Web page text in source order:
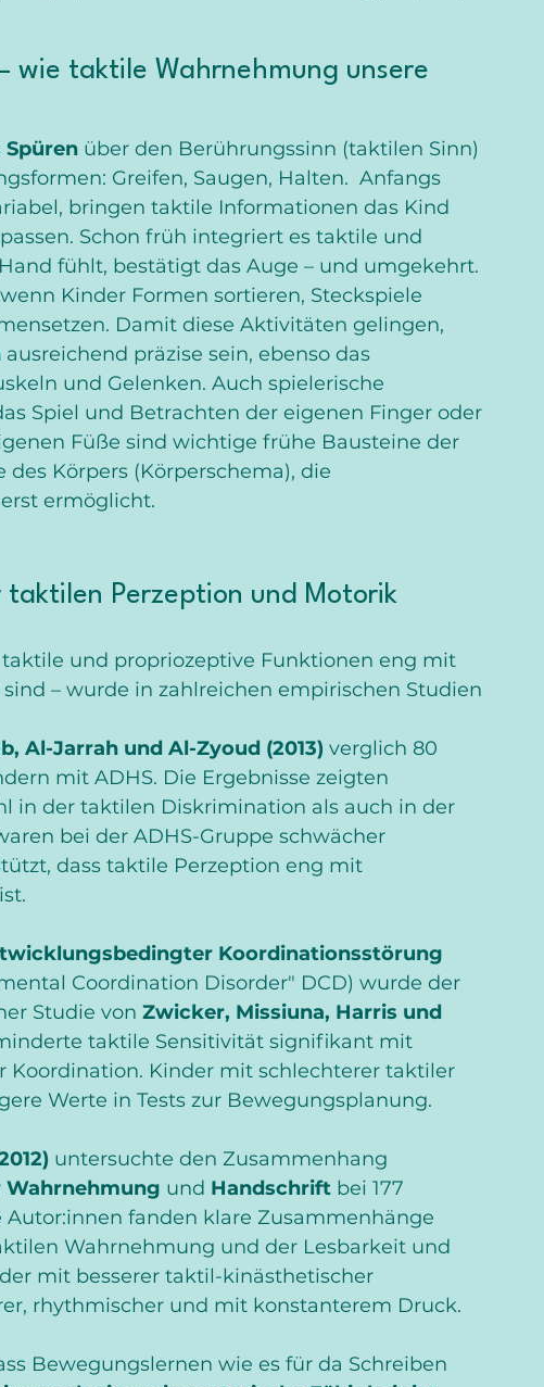
wie taktile Wahrnehmung unsere
Spüren über den Berührungssinn (taktilen Sinn)
Greifen, Saugen, Halten.  Anfangs
bringen taktile Informationen das Kind
Schon früh integriert es taktile und
fühlt, bestätigt das Auge – und umgekehrt.
Kinder Formen sortieren, Steckspiele
Damit diese Aktivitäten gelingen,
ausreichend präzise sein, ebenso das
und Gelenken. Auch spielerische
Spiel und Betrachten der eigenen Finger oder
Füße sind wichtige frühe Bausteine der
Körpers (Körperschema), die
ermöglicht.
taktilen Perzeption und Motorik
taktile und propriozeptive Funktionen eng mit
– wurde in zahlreichen empirischen Studien
Al-Jarrah und Al-Zyoud (2013) verglich 80
mit ADHS. Die Ergebnisse zeigten
in der taktilen Diskrimination als auch in der
bei der ADHS-Gruppe schwächer
dass taktile Perzeption eng mit
Koordinationsstörung
Coordination Disorder" DCD) wurde der
Studie von Zwicker, Missiuna, Harris und
taktile Sensitivität signifikant mit
Koordination. Kinder mit schlechterer taktiler
Werte in Tests zur Bewegungsplanung.
untersuchte den Zusammenhang
und Handschrift bei 177
fanden klare Zusammenhänge
Wahrnehmung und der Lesbarkeit und
mit besserer taktil-kinästhetischer
rhythmischer und mit konstanterem Druck.
Bewegungslernen wie es für da Schreiben